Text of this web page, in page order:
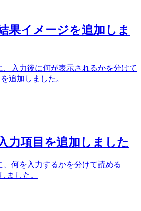
果イメージを追加しま
入力後に何が表示されるかを分けて
追加しました。
力項目を追加しました
何を入力するかを分けて読める
ました。